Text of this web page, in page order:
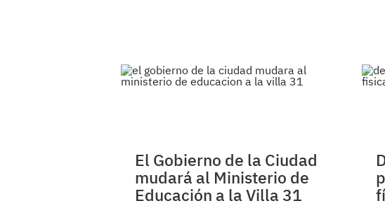
El Gobierno de la Ciudad
mudará al Ministerio de
Educación a la Villa 31